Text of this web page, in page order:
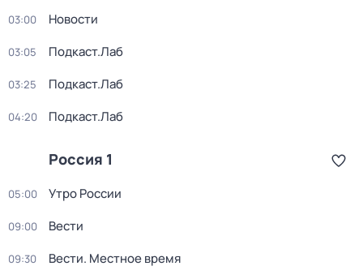
03:00 Новости
03:05 Подкаст.Лаб
03:25 Подкаст.Лаб
04:20 Подкаст.Лаб
Россия 1
05:00 Утро России
09:00 Вести
09:30 Вести. Местное время